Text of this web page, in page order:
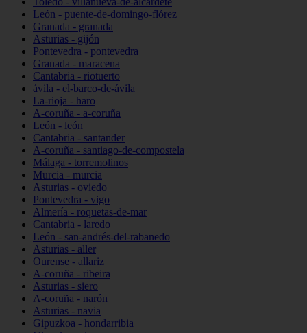
León - puente-de-domingo-flórez
Granada - granada
Asturias - gijón
Pontevedra - pontevedra
Granada - maracena
Cantabria - riotuerto
ávila - el-barco-de-ávila
La-rioja - haro
A-coruña - a-coruña
León - león
Cantabria - santander
A-coruña - santiago-de-compostela
Málaga - torremolinos
Murcia - murcia
Asturias - oviedo
Pontevedra - vigo
Almería - roquetas-de-mar
Cantabria - laredo
León - san-andrés-del-rabanedo
Asturias - aller
Ourense - allariz
A-coruña - ribeira
Asturias - siero
A-coruña - narón
Asturias - navia
Gipuzkoa - hondarribia